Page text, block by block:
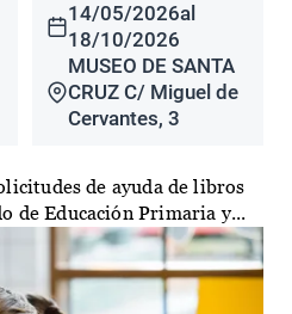
14/05/2026al
18/10/2026
MUSEO DE SANTA
CRUZ C/ Miguel de
Cervantes, 3
de ayuda de libros
de Educación Primaria y...